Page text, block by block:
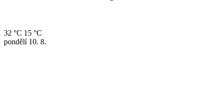
32 °C 15 °C
pondělí 10. 8.